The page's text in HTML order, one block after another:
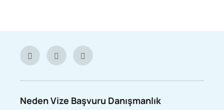
Neden Vize Başvuru Danışmanlık